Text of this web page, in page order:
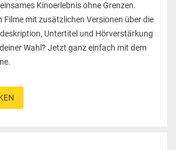
Kinoerlebnis ohne Grenzen.
Filme mit zusätzlichen Versionen über die
Untertitel und Hörverstärkung
Wahl? Jetzt ganz einfach mit dem